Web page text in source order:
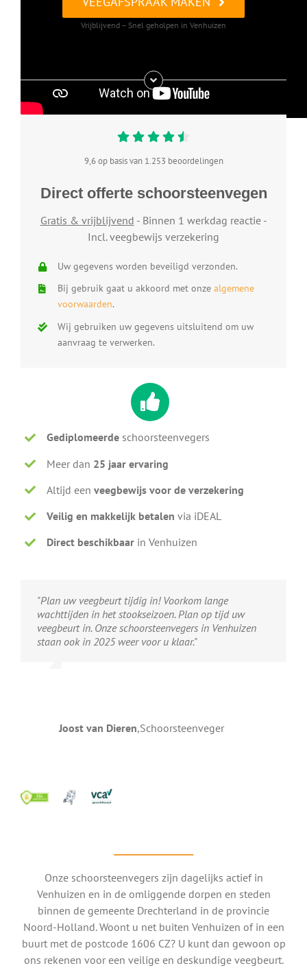
Vrijblijvend – Snel geholpen in Venhuizen
9,6 op basis van 1.253 beoordelingen
Direct offerte schoorsteenvegen
Gratis & vrijblijvend - Binnen 1 werkdag reactie -
Incl. veegbewijs verzekering
Uw gegevens worden beveiligd verzonden.
Bij gebruik gaat u akkoord met onze algemene
voorwaarden.
Wij gebruiken uw gegevens uitsluitend om uw
aanvraag te verwerken.
Gediplomeerde schoorsteenvegers
Meer dan 25 jaar ervaring
Altijd eenveegbewijs voor de verzekering
Veilig en makkelijk betalen via iDEAL
Direct beschikbaar in Venhuizen
"Plan uw veegbeurt tijdig in! Voorkom lange
wachttijden in het stookseizoen. Plan op tijd uw
veegbeurt in. Onze schoorsteenvegers in Venhuizen
staan ook in 2025 weer voor u klaar."
Joost van Dieren,Schoorsteenveger
Onze schoorsteenvegers zijn dagelijks actief in
Venhuizen en in de omliggende dorpen en steden
binnen de gemeente Drechterland in de provincie
Noord-Holland. Woont u net buiten Venhuizen of in een
buurt met de postcode 1606 CZ? U kunt dan gewoon op
ons rekenen voor een veilige en deskundige veegbeurt.